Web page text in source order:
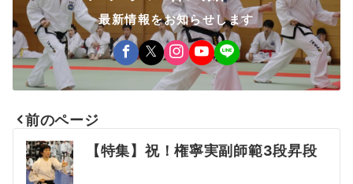
最新情報をお知らせします
投
稿
前のページ
【特集】祝！権寧実副師範3段昇段